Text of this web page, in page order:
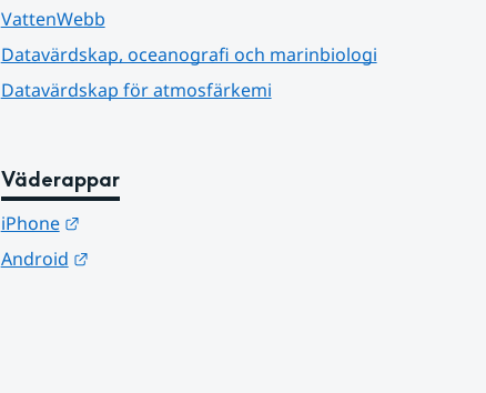
VattenWebb
Datavärdskap, oceanografi och marinbiologi
Datavärdskap för atmosfärkemi
Väderappar
iPhone
Länk till annan webbplats.
Android
Länk till annan webbplats.